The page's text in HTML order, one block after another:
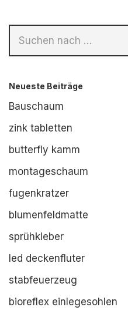
Neueste Beiträge
Bauschaum
zink tabletten
butterfly kamm
montageschaum
fugenkratzer
blumenfeldmatte
sprühkleber
led deckenfluter
stabfeuerzeug
bioreflex einlegesohlen